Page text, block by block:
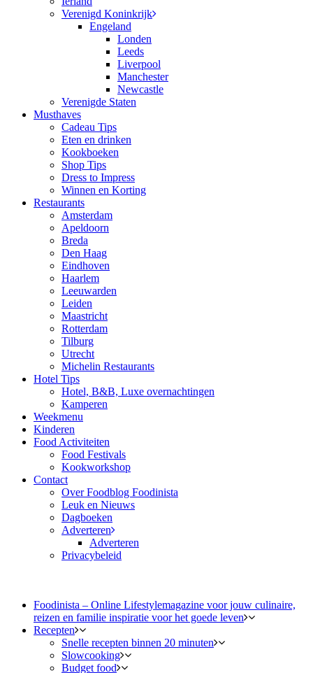
Verenigd Koninkrijk
Engeland
Londen
Leeds
Liverpool
Manchester
Newcastle
Verenigde Staten
Musthaves
Cadeau Tips
Eten en drinken
Kookboeken
Shop Tips
Dress to Impress
Winnen en Korting
Restaurants
Amsterdam
Apeldoorn
Breda
Den Haag
Eindhoven
Haarlem
Leeuwarden
Leiden
Maastricht
Rotterdam
Tilburg
Utrecht
Michelin Restaurants
Hotel Tips
Hotel, B&B, Luxe overnachtingen
Kamperen
Weekmenu
Kinderen
Food Activiteiten
Food Festivals
Kookworkshop
Contact
Over Foodblog Foodinista
Leuk en Nieuws
Dagboeken
Adverteren
Adverteren
Privacybeleid
Foodinista – Online Lifestylemagazine voor jouw culinaire,
reizen en familie inspiratie voor het goede leven
Recepten
Snelle recepten binnen 20 minuten
Slowcooking
Budget food